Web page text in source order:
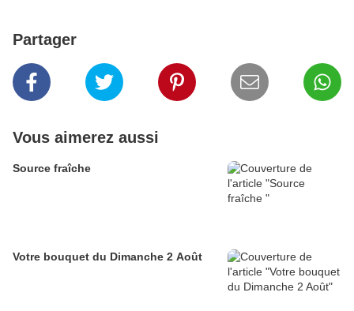
Partager
Vous aimerez aussi
Source fraîche
Votre bouquet du Dimanche 2 Août